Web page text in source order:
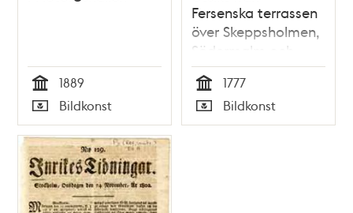
Tid
1889
Typ
Bildkonst
Fersenska terrassen
över Skeppsholmen,
Södermalm och
Staden
Tid
1777
Typ
Bildkonst